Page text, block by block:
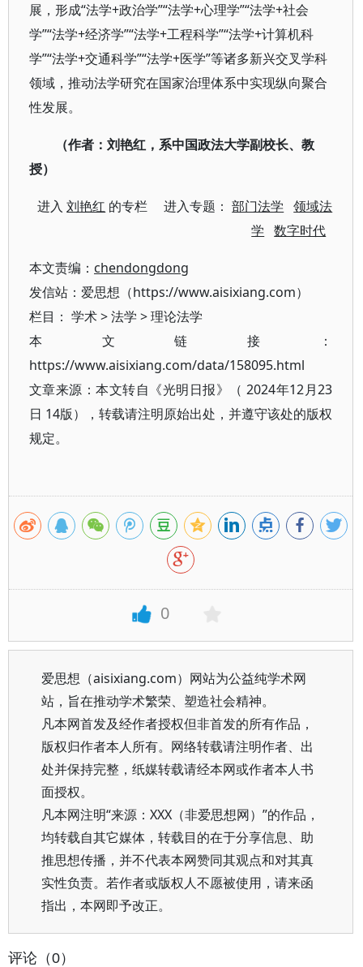
展，形成“法学+政治学”“法学+心理学”“法学+社会
学”“法学+经济学”“法学+工程科学”“法学+计算机科
学”“法学+交通科学”“法学+医学”等诸多新兴交叉学科
领域，推动法学研究在国家治理体系中实现纵向聚合
性发展。
（作者：刘艳红，系中国政法大学副校长、教
授）
进入刘艳红 的专栏 进入专题：部门法学
领域法
学
数字时代
本文责编： chendongdong
发信站：爱思想（https://www.aisixiang.com）
栏目： 学术>法学 >理论法学
本文链接：
https://www.aisixiang.com/data/158095.html
文章来源：本文转自《光明日报》（ 2024年12月23
日 14版），转载请注明原始出处，并遵守该处的版权
规定。
0
爱思想（aisixiang.com）网站为公益纯学术网
站，旨在推动学术繁荣、塑造社会精神。
凡本网首发及经作者授权但非首发的所有作品，
版权归作者本人所有。网络转载请注明作者、出
处并保持完整，纸媒转载请经本网或作者本人书
面授权。
凡本网注明“来源：XXX（非爱思想网）”的作品，
均转载自其它媒体，转载目的在于分享信息、助
推思想传播，并不代表本网赞同其观点和对其真
实性负责。若作者或版权人不愿被使用，请来函
指出，本网即予改正。
评论（0）